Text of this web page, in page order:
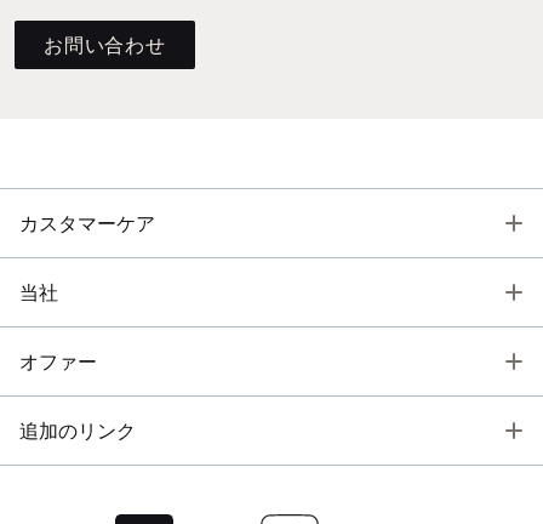
お問い合わせ
カスタマーケア
当社
オファー
追加のリンク